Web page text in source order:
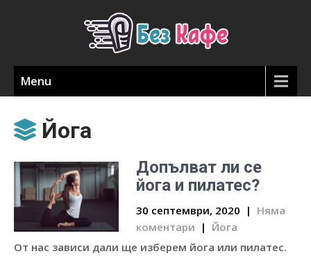
Menu
Йога
Допълват ли се
йога и пилатес?
30 септември, 2020 | Няма
коментари | Йога
От нас зависи дали ще изберем йога или пилатес.